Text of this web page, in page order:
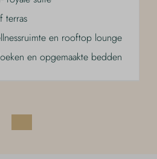
terras
en rooftop lounge
en opgemaakte bedden